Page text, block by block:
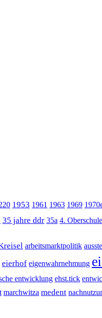
1953 1961 1963 1969
35 jahre ddr 35a 4.
arbeitsmarktpolitik
eierhof eigenwahrnehmung
entwicklung ehst.tick
marchwitza medent